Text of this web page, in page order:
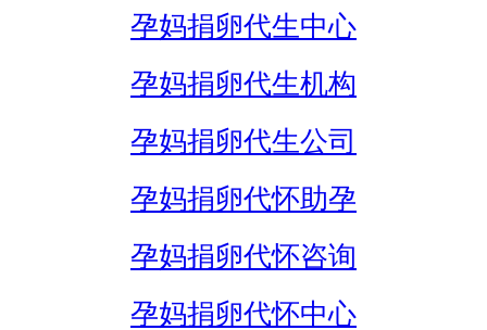
孕妈捐卵代生中心
孕妈捐卵代生机构
孕妈捐卵代生公司
孕妈捐卵代怀助孕
孕妈捐卵代怀咨询
孕妈捐卵代怀中心